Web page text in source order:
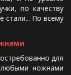
по качеству
стали... По всему
для
ножнами